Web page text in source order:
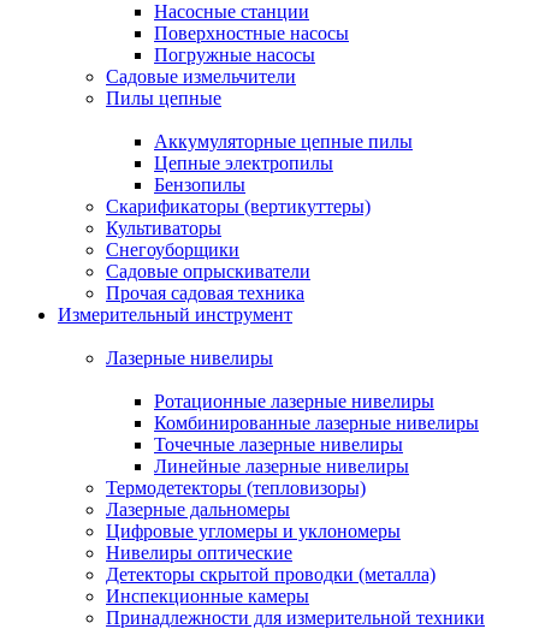
Насосные станции
Поверхностные насосы
Погружные насосы
Садовые измельчители
Пилы цепные
Аккумуляторные цепные пилы
Цепные электропилы
Бензопилы
Скарификаторы (вертикуттеры)
Культиваторы
Снегоуборщики
Садовые опрыскиватели
Прочая садовая техника
Измерительный инструмент
Лазерные нивелиры
Ротационные лазерные нивелиры
Комбинированные лазерные нивелиры
Точечные лазерные нивелиры
Линейные лазерные нивелиры
Термодетекторы (тепловизоры)
Лазерные дальномеры
Цифровые угломеры и уклономеры
Нивелиры оптические
Детекторы скрытой проводки (металла)
Инспекционные камеры
Принадлежности для измерительной техники